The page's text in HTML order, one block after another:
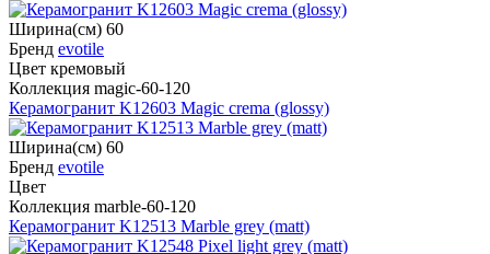
Ширина(см) 60
Бренд evotile
Цвет кремовый
Коллекция magic-60-120
Керамогранит K12603 Magic crema (glossy)
Ширина(см) 60
Бренд evotile
Цвет
Коллекция marble-60-120
Керамогранит K12513 Marble grey (matt)